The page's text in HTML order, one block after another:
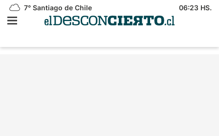
7° Santiago de Chile 06:23 HS.